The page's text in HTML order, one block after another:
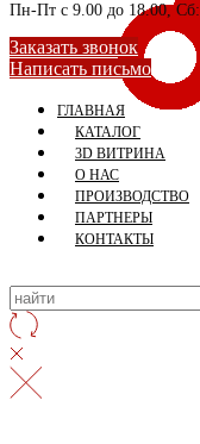
Пн-Пт с 9.00 до 18.00,
Заказать звонок
Написать письмо
ГЛАВНАЯ
КАТАЛОГ
3D ВИТРИНА
О НАС
ПРОИЗВОДСТВО
ПАРТНЕРЫ
КОНТАКТЫ